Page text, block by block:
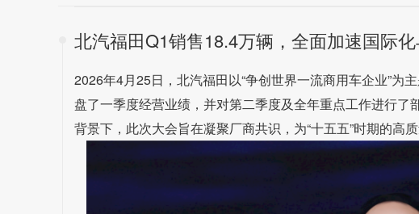
北汽福田Q1销售18.4万辆，全面加速国际
2026年4月25日，北汽福田以“争创世界一流商用车企业”为
盘了一季度经营业绩，并对第二季度及全年重点工作进行
背景下，此次大会旨在凝聚厂商共识，为“十五五”时期的高质